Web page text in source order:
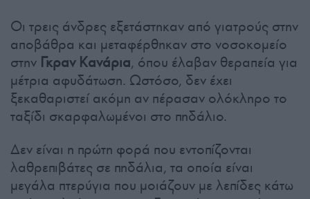
Οι τρεις άνδρες εξετάστηκαν από γιατρούς στην
αποβάθρα και μεταφέρθηκαν στο νοσοκομείο
στην Γκραν Κανάρια, όπου έλαβαν θεραπεία για
μέτρια αφυδάτωση. Ωστόσο, δεν έχει
ξεκαθαριστεί ακόμη αν πέρασαν ολόκληρο το
ταξίδι σκαρφαλωμένοι στο πηδάλιο.
Δεν είναι η πρώτη φορά που εντοπίζονται
λαθρεπιβάτες σε πηδάλια, τα οποία είναι
μεγάλα πτερύγια που μοιάζουν με λεπίδες κάτω